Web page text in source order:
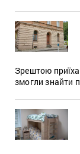
Зрештою
змогли знайти